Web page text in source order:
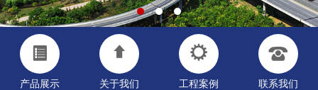
产品展示 关于我们 工程案例 联系我们